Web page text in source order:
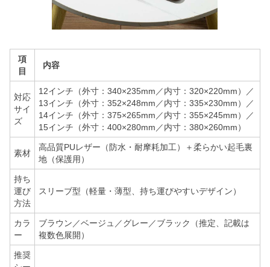
項
目
内容
対応
サイ
ズ
12インチ（外寸：340×235mm／内寸：320×220mm）／
13インチ（外寸：352×248mm／内寸：335×230mm）／
14インチ（外寸：375×265mm／内寸：355×245mm）／
15インチ（外寸：400×280mm／内寸：380×260mm）
素材
高品質PUレザー（防水・耐摩耗加工）＋柔らかい起毛裏
地（保護用）
持ち
運び
方法
スリーブ型（軽量・薄型、持ち運びやすいデザイン）
カラ
ー
ブラウン／ベージュ／グレー／ブラック（推定、記載は
複数色展開）
推奨